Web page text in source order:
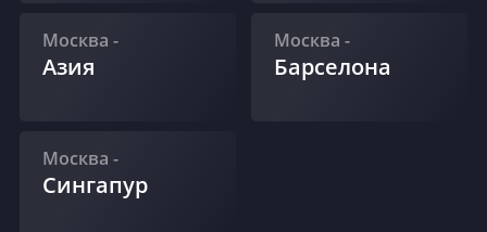
Москва -
Азия
Москва -
Барселона
Москва -
Сингапур